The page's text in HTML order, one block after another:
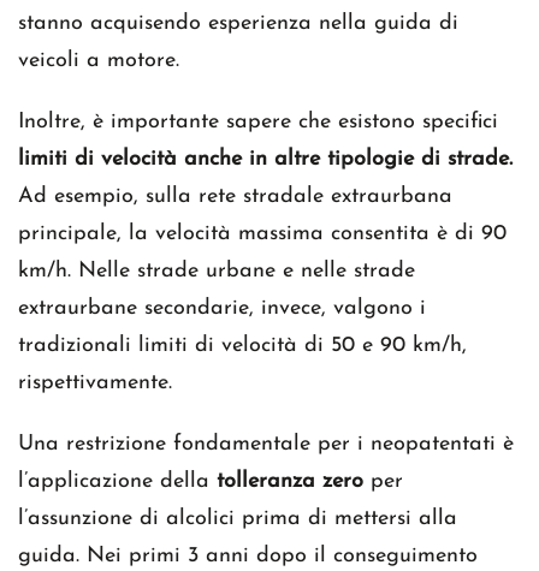
stanno acquisendo esperienza nella guida di
veicoli a motore.
Inoltre, è importante sapere che esistono specifici
limiti di velocità anche in altre tipologie di strade.
Ad esempio, sulla rete stradale extraurbana
principale, la velocità massima consentita è di 90
km/h. Nelle strade urbane e nelle strade
extraurbane secondarie, invece, valgono i
tradizionali limiti di velocità di 50 e 90 km/h,
rispettivamente.
Una restrizione fondamentale per i neopatentati è
l’applicazione della tolleranza zero per
l’assunzione di alcolici prima di mettersi alla
guida. Nei primi 3 anni dopo il conseguimento